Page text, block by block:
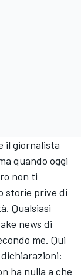
il giornalista
quando oggi
non ti
storie prive di
Qualsiasi
news di
me. Qui
ha nulla a che